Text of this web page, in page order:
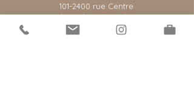
101-2400 rue Centre
Montreal, Quebec, Canada, H3J 1K8